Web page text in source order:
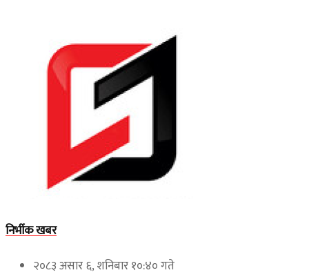
निर्भीक खबर
२०८३ असार ६, शनिबार १०:४० गते